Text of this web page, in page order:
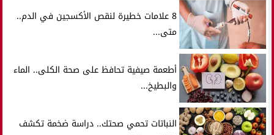
8 علامات خطيرة لنقص الأكسجين في الدم..
متى...
أطعمة صيفية تحافظ على صحة الكلى.. الماء
والبطيخ...
النباتات تحمي صحتك.. دراسة ضخمة تكشف